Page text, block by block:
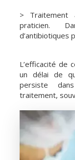
> Traitement
praticien.
d’antibiotiques
L’efficacité de
un délai de
persiste
traitement,